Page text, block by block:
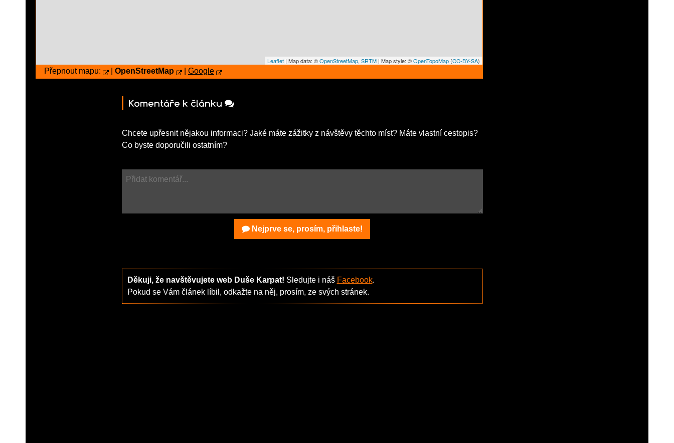
Leaflet| Map data: ©OpenStreetMap, SRTM| Map style: ©OpenTopoMap(CC-BY-SA)
Přepnout mapu: OpenStreetMap Google
Komentáře k článku
Chcete upřesnit nějakou informaci? Jaké máte zážitky z návštěvy těchto míst? Máte vlastní cestopis?
Co byste doporučili ostatním?
Nejprve se, prosím, přihlaste!
Děkuji, že navštěvujete web Duše Karpat! Sledujte i náš Facebook.
Pokud se Vám článek líbil, odkažte na něj, prosím, ze svých stránek.